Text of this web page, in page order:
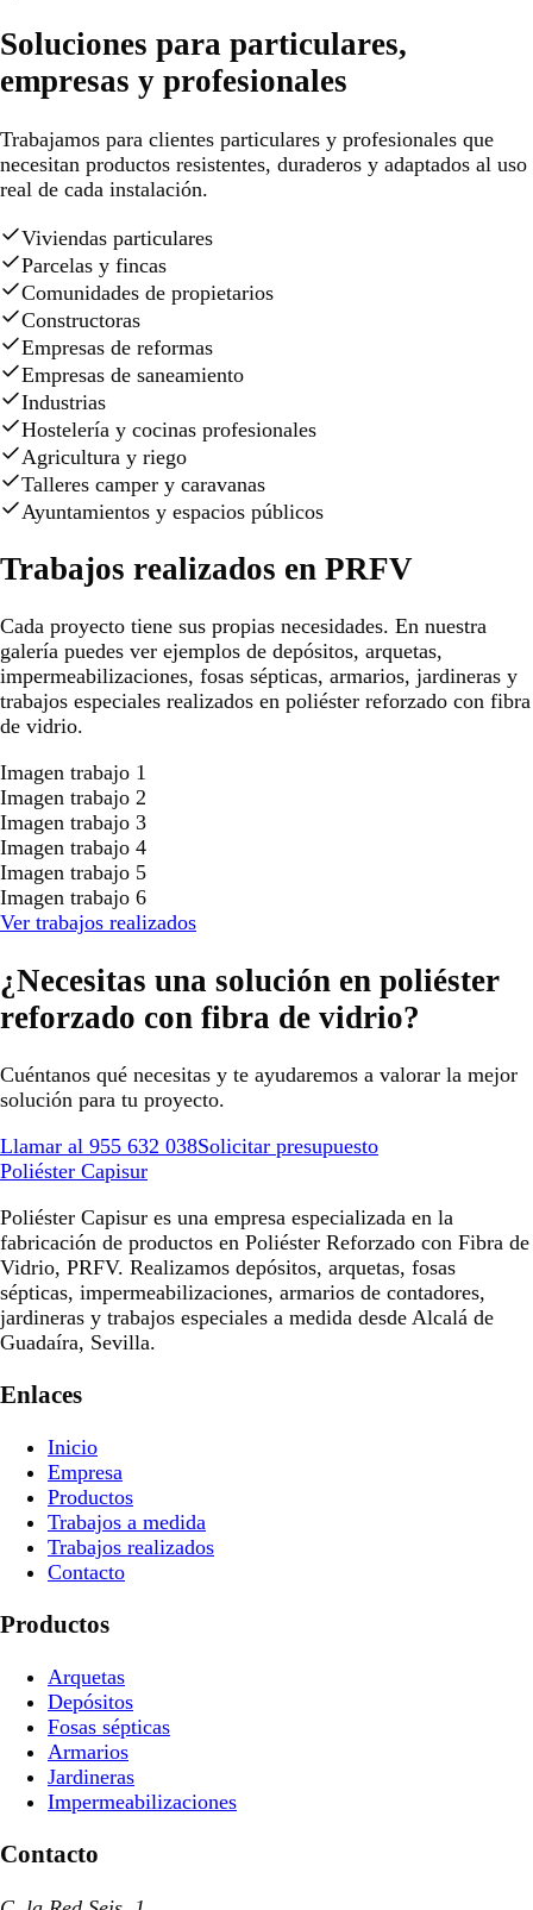
Soluciones para particulares,
empresas y profesionales
Trabajamos para clientes particulares y profesionales que
necesitan productos resistentes, duraderos y adaptados al uso
real de cada instalación.
Viviendas particulares
Parcelas y fincas
Comunidades de propietarios
Constructoras
Empresas de reformas
Empresas de saneamiento
Industrias
Hostelería y cocinas profesionales
Agricultura y riego
Talleres camper y caravanas
Ayuntamientos y espacios públicos
Trabajos realizados en PRFV
Cada proyecto tiene sus propias necesidades. En nuestra
galería puedes ver ejemplos de depósitos, arquetas,
impermeabilizaciones, fosas sépticas, armarios, jardineras y
trabajos especiales realizados en poliéster reforzado con fibra
de vidrio.
Imagen trabajo 1
Imagen trabajo 2
Imagen trabajo 3
Imagen trabajo 4
Imagen trabajo 5
Imagen trabajo 6
Ver trabajos realizados
¿Necesitas una solución en poliéster
reforzado con fibra de vidrio?
Cuéntanos qué necesitas y te ayudaremos a valorar la mejor
solución para tu proyecto.
Llamar al 955 632 038Solicitar presupuesto
Poliéster Capisur
Poliéster Capisur es una empresa especializada en la
fabricación de productos en Poliéster Reforzado con Fibra de
Vidrio, PRFV. Realizamos depósitos, arquetas, fosas
sépticas, impermeabilizaciones, armarios de contadores,
jardineras y trabajos especiales a medida desde Alcalá de
Guadaíra, Sevilla.
Enlaces
Inicio
Empresa
Productos
Trabajos a medida
Trabajos realizados
Contacto
Productos
Arquetas
Depósitos
Fosas sépticas
Armarios
Jardineras
Impermeabilizaciones
Contacto